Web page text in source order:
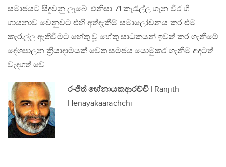
සමාජයට සිදුවනු ලැබේ. එනිසා 71 කැරැල්ල ගැන වීර ගී
ගායනාව වෙනුවට එහි අත්දැකීම් සමාලෝචනය කර එම
කැරැල්ල ඇතිවීමට හේතු වූ හේතු සාධකයන් ඉවත් කර ගැනීමේ
දේශපාලන ක්‍රියාදාමයක් වෙත සමජය යොමුකර ගැනීම අදටත්
වැදගත් වේ.
රංජිත් හේනායකආරච්චි | Ranjith
Henayakaarachchi